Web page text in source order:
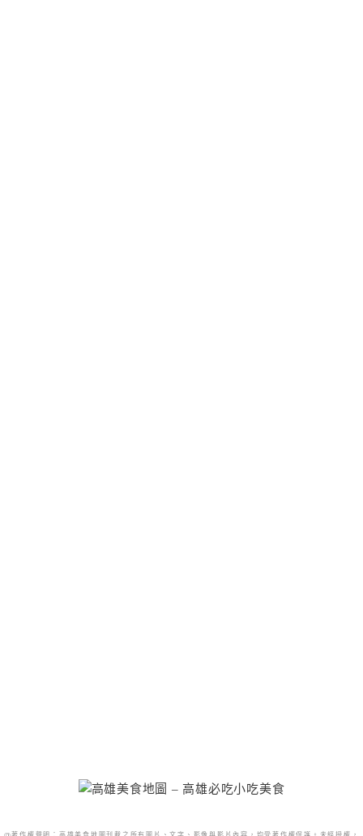
@著作權聲明：高雄美食地圖刊載之所有圖片、文字、影像與影片內容，均受著作權保護。未經授權，